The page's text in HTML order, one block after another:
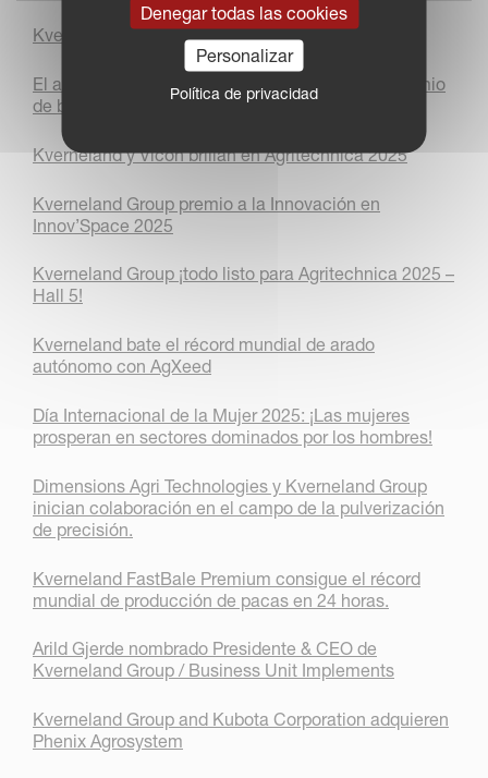
Kverneland Arcadia: del prototipo a la producción
El arado Kverneland 3400 B Variomat gana el premio
de bronce a la innovación en LAMMA 2026
Kverneland y Vicon brillan en Agritechnica 2025
Kverneland Group premio a la Innovación en
Innov’Space 2025
Kverneland Group ¡todo listo para Agritechnica 2025 –
Hall 5!
Kverneland bate el récord mundial de arado
autónomo con AgXeed
Día Internacional de la Mujer 2025: ¡Las mujeres
prosperan en sectores dominados por los hombres!
Dimensions Agri Technologies y Kverneland Group
inician colaboración en el campo de la pulverización
de precisión.
Kverneland FastBale Premium consigue el récord
mundial de producción de pacas en 24 horas.
Arild Gjerde nombrado Presidente & CEO de
Kverneland Group / Business Unit Implements
Kverneland Group and Kubota Corporation adquieren
Phenix Agrosystem
Denegar todas las cookies
Personalizar
Política de privacidad